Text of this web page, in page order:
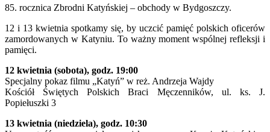
85. rocznica Zbrodni Katyńskiej – obchody w Bydgoszczy.
12 i 13 kwietnia spotkamy się, by uczcić pamięć polskich oficerów
zamordowanych w Katyniu. To ważny moment wspólnej refleksji i
pamięci.
12 kwietnia (sobota), godz. 19:00
Specjalny pokaz filmu „Katyń” w reż. Andrzeja Wajdy
Kościół Świętych Polskich Braci Męczenników, ul. ks. J.
Popiełuszki 3
13 kwietnia (niedziela), godz. 10:30